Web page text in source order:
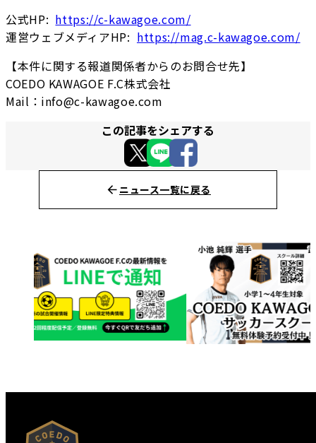
公式HP: https://c-kawagoe.com/
運営ウェブメディアHP: https://mag.c-kawagoe.com/
【本件に関する報道関係者からのお問合せ先】
COEDO KAWAGOE F.C株式会社
Mail：info@c-kawagoe.com
この記事をシェアする
ニュース一覧に戻る